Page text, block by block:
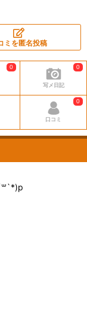
ミを匿名投稿
0
写メ日記
0
口コミ
0